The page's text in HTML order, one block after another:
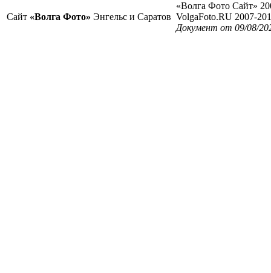
Сайт «Волга Фото» Энгельс и Саратов
«Волга Фото Сайт»
VolgaFoto.RU 2007-
Документ от 09/08/